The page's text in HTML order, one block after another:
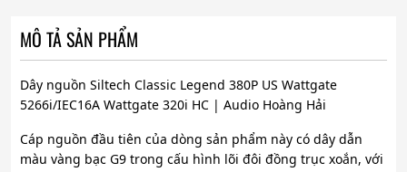
MÔ TẢ SẢN PHẨM
Dây nguồn Siltech Classic Legend 380P US Wattgate
5266i/IEC16A Wattgate 320i HC | Audio Hoàng Hải
Cáp nguồn đầu tiên của dòng sản phẩm này có dây dẫn
màu vàng bạc G9 trong cấu hình lõi đôi đồng trục xoắn, với